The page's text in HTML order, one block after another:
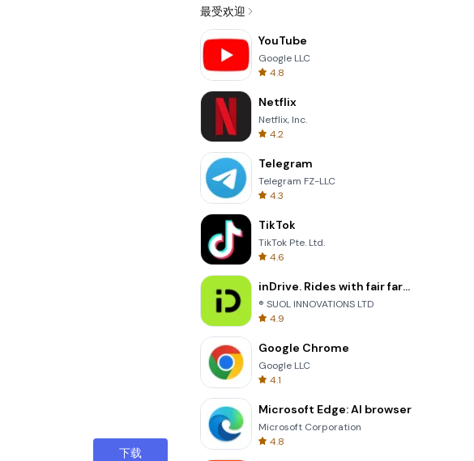
下载
最受欢迎
YouTube
Google LLC
4.8
Netflix
Netflix, Inc.
4.2
Telegram
Telegram FZ-LLC
4.3
TikTok
TikTok Pte. Ltd.
4.6
inDrive. Rides with fair fares
® SUOL INNOVATIONS LTD
4.9
Google Chrome
Google LLC
4.1
Microsoft Edge: AI browser
Microsoft Corporation
4.8